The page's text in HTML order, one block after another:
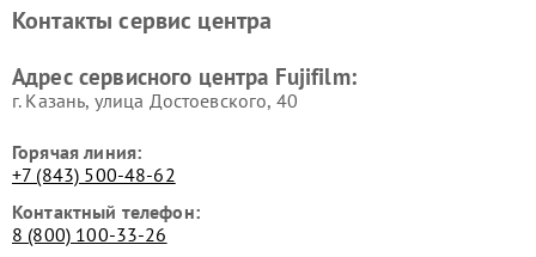
Контакты сервис центра
Адрес сервисного центра Fujifilm:
г. Казань, улица Достоевского, 40
Горячая линия:
+7 (843) 500-48-62
Контактный телефон:
8 (800) 100-33-26